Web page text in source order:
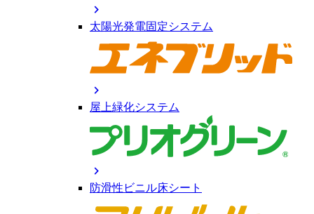
chevron_right
太陽光発電固定システム
chevron_right
屋上緑化システム
chevron_right
防滑性ビニル床シート